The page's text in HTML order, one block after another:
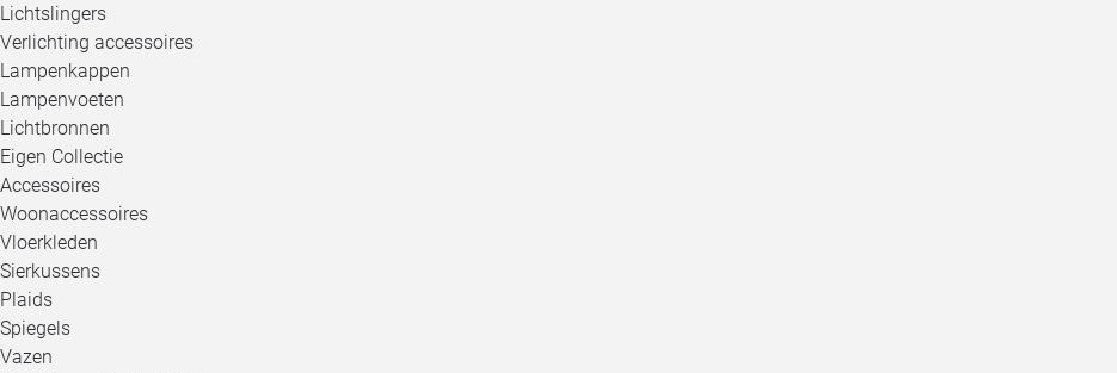
Lichtslingers
Verlichting accessoires
Lampenkappen
Lampenvoeten
Lichtbronnen
Eigen Collectie
Accessoires
Woonaccessoires
Vloerkleden
Sierkussens
Plaids
Spiegels
Vazen